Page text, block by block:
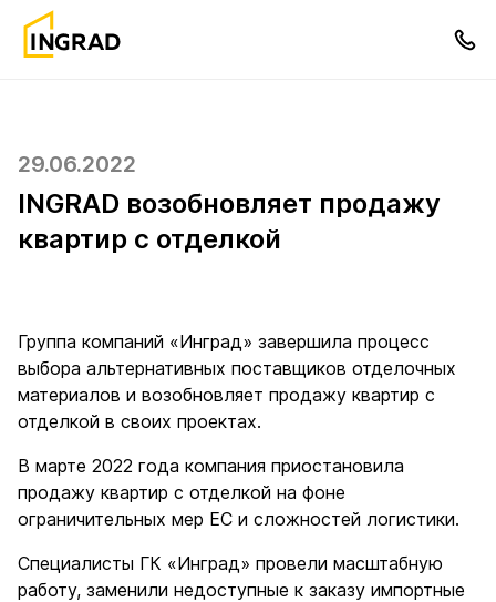
29.06.2022
INGRAD возобновляет продажу
квартир с отделкой
Группа компаний «Инград» завершила процесс
выбора альтернативных поставщиков отделочных
материалов и возобновляет продажу квартир с
отделкой в своих проектах.
В марте 2022 года компания приостановила
продажу квартир с отделкой на фоне
ограничительных мер ЕС и сложностей логистики.
Специалисты ГК «Инград» провели масштабную
работу, заменили недоступные к заказу импортные